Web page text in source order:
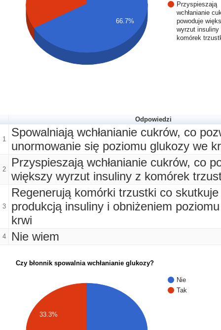
Przyspieszają
wchłanianie
powoduje
wyrzut insuliny
komórek
66.7%
Odpowiedzi
1
Spowalniają wchłanianie cukrów, co
unormowanie się poziomu glukozy we
2
Przyspieszają wchłanianie cukrów, co
większy wyrzut insuliny z komórek
3
Regenerują komórki trzustki co
produkcją insuliny i obniżeniem
krwi
4 Nie wiem
Czy błonnik spowalnia wchłanianie glukozy?
Nie
Tak
33.3%